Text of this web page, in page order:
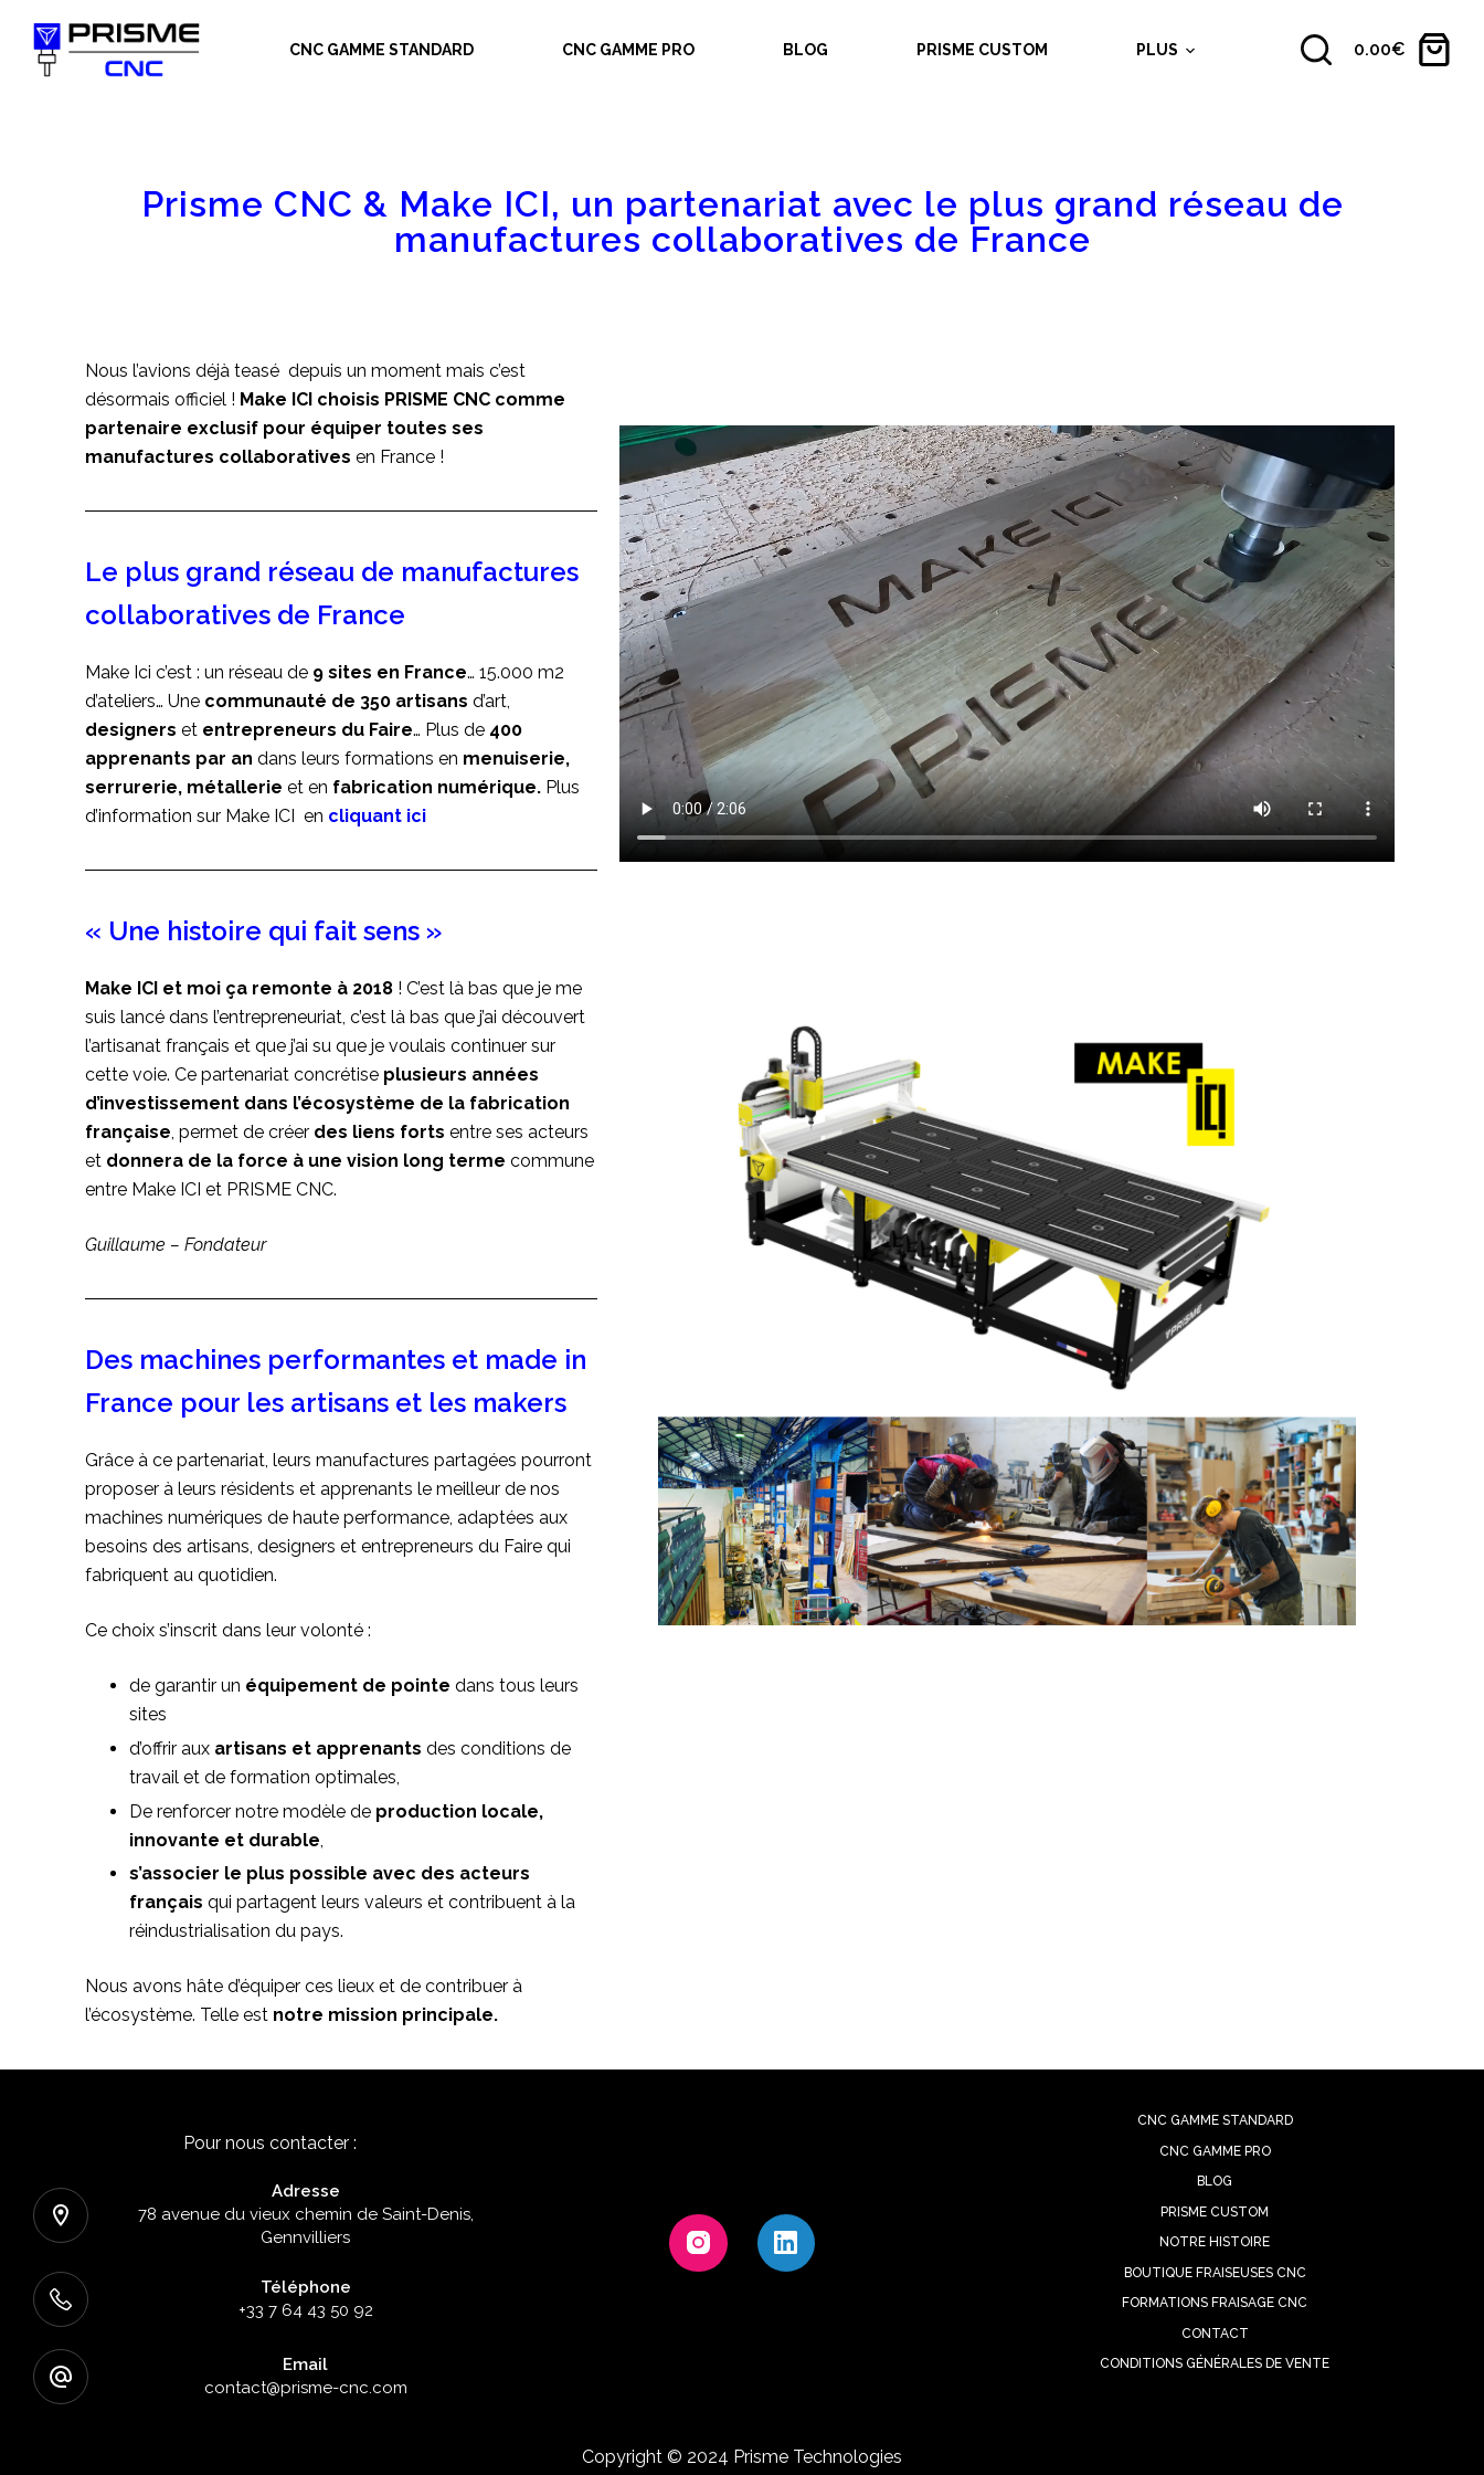
CNC GAMME STANDARD CNC GAMME PRO BLOG PRISME CUSTOM PLUS 0.00€
Prisme CNC & Make ICI, un partenariat avec le plus grand réseau de
manufactures collaboratives de France
Nous l’avions déjà teasé depuis un moment mais c’est
désormais officiel ! Make ICI choisis PRISME CNC comme
partenaire exclusif pour équiper toutes ses
manufactures collaboratives en France !
Le plus grand réseau de manufactures
collaboratives de France
Make Ici c’est : un réseau de 9 sites en France… 15.000 m2
d’ateliers… Une communauté de 350 artisans d’art,
designers et entrepreneurs du Faire… Plus de 400
apprenants par an dans leurs formations en menuiserie,
serrurerie, métallerie et en fabrication numérique. Plus
d’information sur Make ICI en cliquant ici
« Une histoire qui fait sens »
Make ICI et moi ça remonte à 2018 ! C’est là bas que je me
suis lancé dans l’entrepreneuriat, c’est là bas que j’ai découvert
l’artisanat français et que j’ai su que je voulais continuer sur
cette voie. Ce partenariat concrétise plusieurs années
d’investissement dans l’écosystème de la fabrication
française, permet de créer des liens forts entre ses acteurs
et donnera de la force à une vision long terme commune
entre Make ICI et PRISME CNC.
Guillaume – Fondateur
Des machines performantes et made in
France pour les artisans et les makers
Grâce à ce partenariat, leurs manufactures partagées pourront
proposer à leurs résidents et apprenants le meilleur de nos
machines numériques de haute performance, adaptées aux
besoins des artisans, designers et entrepreneurs du Faire qui
fabriquent au quotidien.
Ce choix s’inscrit dans leur volonté :
de garantir un équipement de pointe dans tous leurs
sites
d’offrir aux artisans et apprenants des conditions de
travail et de formation optimales,
De renforcer notre modèle de production locale,
innovante et durable
s’associer le plus possible avec des acteurs
français qui partagent leurs valeurs et contribuent à la
réindustrialisation du pays.
Nous avons hâte d’équiper ces lieux et de contribuer à
l’écosystème. Telle est notre mission principale.
Pour nous contacter :
Adresse
78 avenue du vieux chemin de Saint-Denis,
Gennvilliers
Téléphone
+33 7 64 43 50 92
Email
contact@prisme-cnc.com
CNC GAMME STANDARD
CNC GAMME PRO
BLOG
PRISME CUSTOM
NOTRE HISTOIRE
BOUTIQUE FRAISEUSES CNC
FORMATIONS FRAISAGE CNC
CONTACT
CONDITIONS GÉNÉRALES DE VENTE
Copyright © 2024 Prisme Technologies